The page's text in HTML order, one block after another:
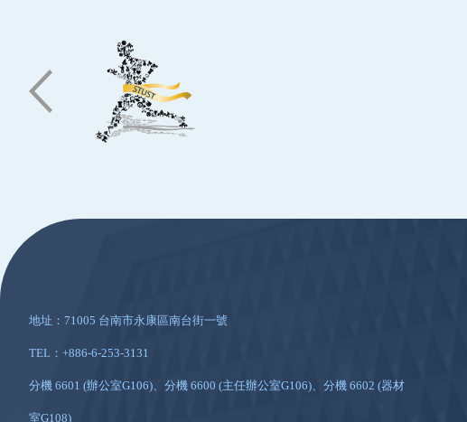
地址：71005 台南市永康區南台街一號
TEL：+886-6-253-3131
分機 6601 (辦公室G106)、分機 6600 (主任辦公室G106)、分機 6602 (器材
室G108)